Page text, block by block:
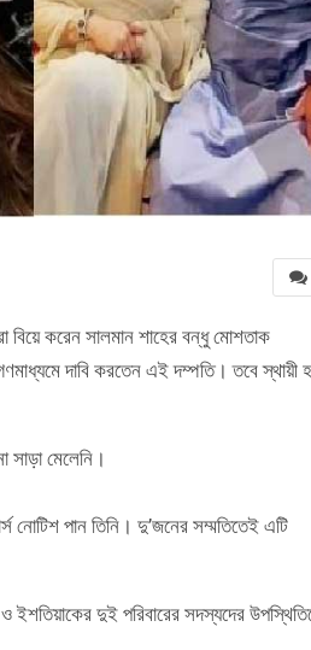
বিয়ে করেন সালমান শাহের বন্ধু মোশতাক
দাবি করতেন এই দম্পতি। তবে স্থায়ী
মেলেনি।
নোটিশ পান তিনি। দু’জনের সম্মতিতেই এটি
দুই পরিবারের সদস্যদের